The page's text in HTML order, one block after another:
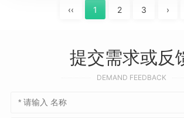
‹‹ 1 2 3 ›
提交需求或反
DEMAND FEEDBACK